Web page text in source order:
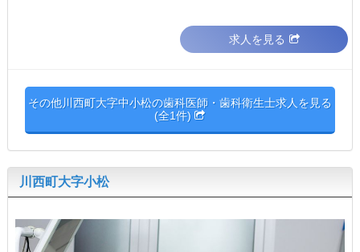
求人を見る
その他川西町大字中小松の歯科医師・歯科衛生士求人を見る
(全1件)
川西町大字小松